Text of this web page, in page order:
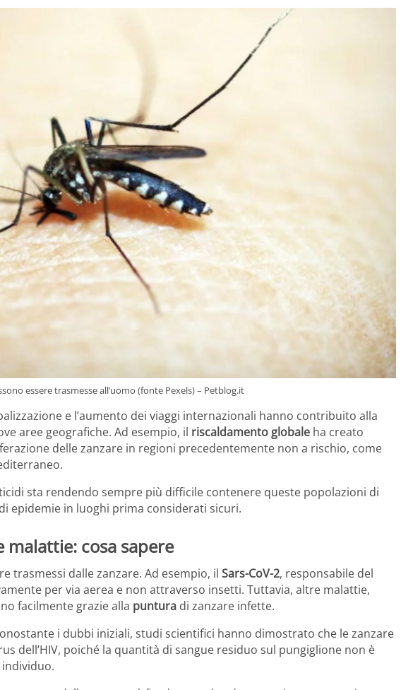
essere trasmesse all’uomo (fonte Pexels) – Petblog.it
e l’aumento dei viaggi internazionali hanno contribuito alla
aree geografiche. Ad esempio, il riscaldamento globale ha creato
delle zanzare in regioni precedentemente non a rischio, come
sta rendendo sempre più difficile contenere queste popolazioni di
epidemie in luoghi prima considerati sicuri.
malattie: cosa sapere
trasmessi dalle zanzare. Ad esempio, il Sars-CoV-2, responsabile del
per via aerea e non attraverso insetti. Tuttavia, altre malattie,
facilmente grazie alla puntura di zanzare infette.
i dubbi iniziali, studi scientifici hanno dimostrato che le zanzare
dell’HIV, poiché la quantità di sangue residuo sul pungiglione non è